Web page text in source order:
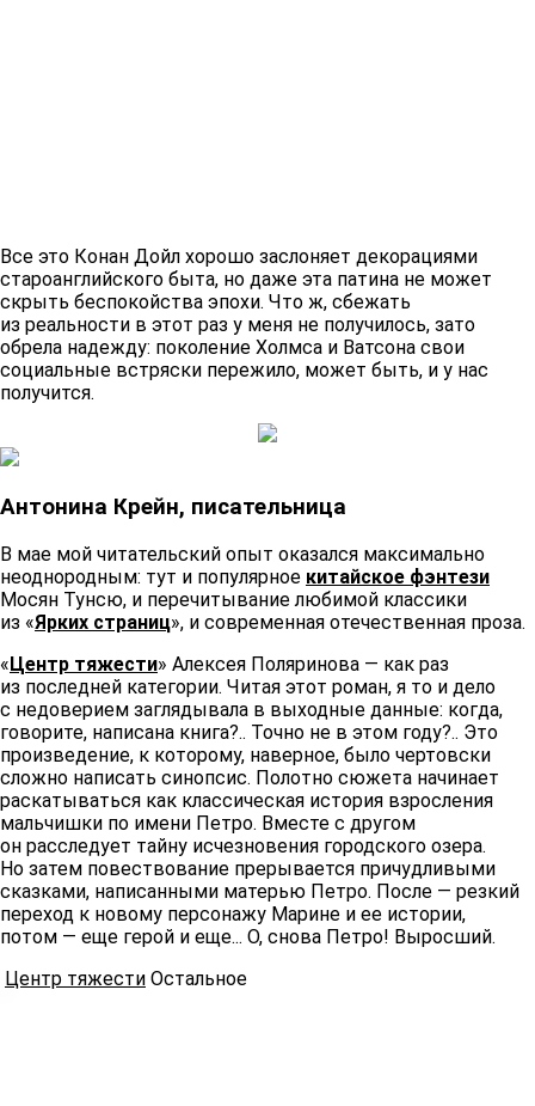
Все это Конан Дойл хорошо заслоняет декорациями
староанглийского быта, но даже эта патина не может
скрыть беспокойства эпохи. Что ж, сбежать
из реальности в этот раз у меня не получилось, зато
обрела надежду: поколение Холмса и Ватсона свои
социальные встряски пережило, может быть, и у нас
получится.
Антонина Крейн, писательница
В мае мой читательский опыт оказался максимально
неоднородным: тут и популярное китайское фэнтези
Мосян Тунсю, и перечитывание любимой классики
из «Ярких страниц», и современная отечественная проза.
«Центр тяжести» Алексея Поляринова — как раз
из последней категории. Читая этот роман, я то и дело
с недоверием заглядывала в выходные данные: когда,
говорите, написана книга?.. Точно не в этом году?.. Это
произведение, к которому, наверное, было чертовски
сложно написать синопсис. Полотно сюжета начинает
раскатываться как классическая история взросления
мальчишки по имени Петро. Вместе с другом
он расследует тайну исчезновения городского озера.
Но затем повествование прерывается причудливыми
сказками, написанными матерью Петро. После — резкий
переход к новому персонажу Марине и ее истории,
потом — еще герой и еще... О, снова Петро! Выросший.
Центр тяжести Остальное